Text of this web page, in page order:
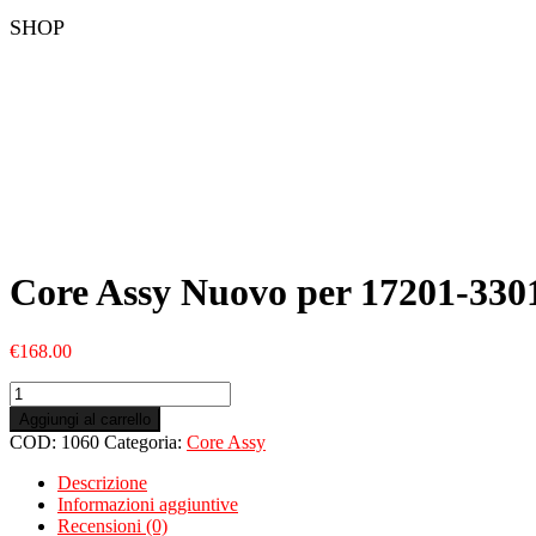
SHOP
Core Assy Nuovo per 17201-
€168.00
Core
Assy
Nuovo
per
17201-
33010
quantità
Aggiungi al carrello
COD: 1060 Categoria: Core Assy
Descrizione
Informazioni aggiuntive
Recensioni (0)